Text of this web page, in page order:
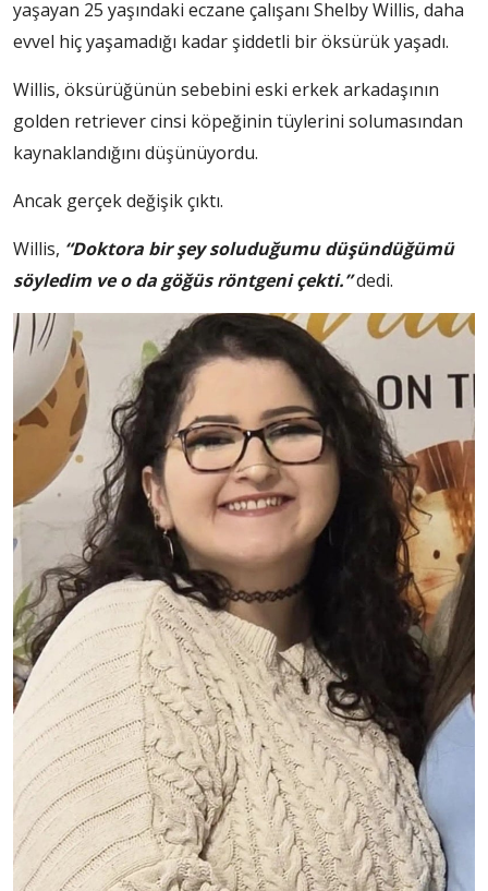
yaşayan 25 yaşındaki eczane çalışanı Shelby Willis, daha
evvel hiç yaşamadığı kadar şiddetli bir öksürük yaşadı.
Willis, öksürüğünün sebebini eski erkek arkadaşının
golden retriever cinsi köpeğinin tüylerini solumasından
kaynaklandığını düşünüyordu.
Ancak gerçek değişik çıktı.
Willis, “Doktora bir şey soluduğumu düşündüğümü
söyledim ve o da göğüs röntgeni çekti.”dedi.